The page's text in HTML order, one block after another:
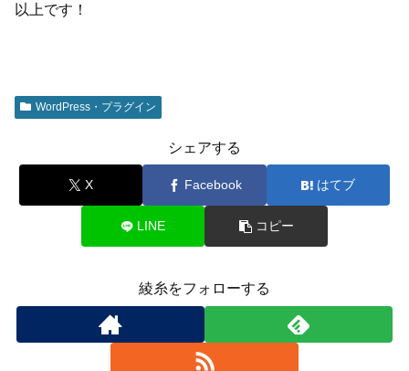
以上です！
WordPress・プラグイン
シェアする
X Facebook はてブ
LINE コピー
綾糸をフォローする